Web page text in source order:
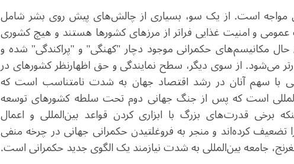
مواجه است. از یک سو، بسیاری از چالش‌های پیش روی بشر شامل
و امنیت غذایی فراتر از مرزهای کشورها هستند و هیچ کشوری
مکانیسم‌های حکمرانی موجود دچار "کهنگی" و "پراکندگی" شده و
می‌شود. از سوی دیگر، سطح نمایندگی و حق اظهارنظر کشورهای در
با سهم آنان در رشد اقتصاد جهان به شدت نامتناسب است که
است که پس از جنگ جهانی دوم تحت سلطه کشورهای توسعه
برخی قدرت‌های بزرگ با ابزاری کردن قواعد بین‌المللی و اعمال
تضعیف کرده‌اند و منجر به فروغلتیدن حکمرانی جهانی در چرخه منفی
جامعه بین‌المللی به شدت نیازمند یک الگوی جدید حکمرانی است.